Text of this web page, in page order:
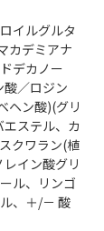
イルグルタ
カデミアナ
デカノー
／ロジン
ヘン酸)(グリ
ステル、カ
クワラン(植
イン酸グリ
ル、リンゴ
、＋/－ 酸